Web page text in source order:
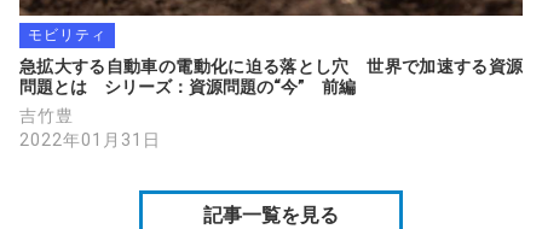
モビリティ
急拡大する自動車の電動化に迫る落とし穴　世界で加速する資源
問題とは　シリーズ：資源問題の“今”　前編
吉竹豊
2022年01月31日
記事一覧を見る